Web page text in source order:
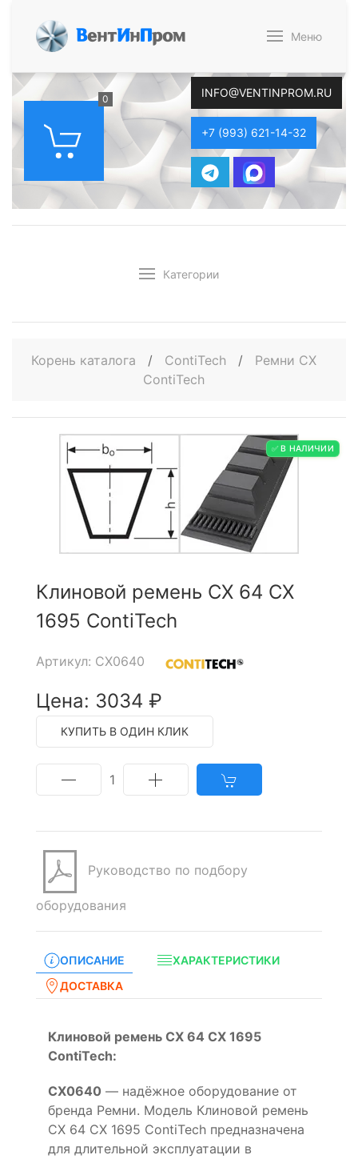
ВентИнПром Меню
0 INFO@VENTINPROM.RU
+7 (993) 621-14-32
Категории
Корень каталога / ContiTech /
Ремни CX
ContiTech
✅ В НАЛИЧИИ
Клиновой ремень CX 64 CX
1695 ContiTech
Артикул: CX0640
Цена: 3034 ₽
КУПИТЬ В ОДИН КЛИК
1
Руководство по подбору
оборудования
ОПИСАНИЕ
ХАРАКТЕРИСТИКИ
ДОСТАВКА
Клиновой ремень CX 64 CX 1695
ContiTech:
CX0640 — надёжное оборудование от
бренда Ремни. Модель Клиновой ремень
CX 64 CX 1695 ContiTech предназначена
для длительной эксплуатации в